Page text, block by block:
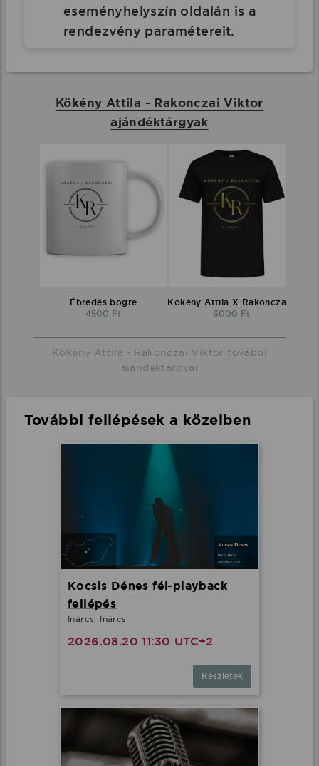
eseményhelyszín oldalán is a
rendezvény paramétereit.
Kökény Attila - Rakonczai Viktor
ajándéktárgyak
Ébredés bögre
4500 Ft
6000 Ft
Kökény Attila - Rakonczai Viktor további
ajándéktárgyai
További fellépések a közelben
Kocsis Dénes fél-playback
fellépés
Inárcs, Inárcs
2026.08.20 11:30 UTC+2
Részletek